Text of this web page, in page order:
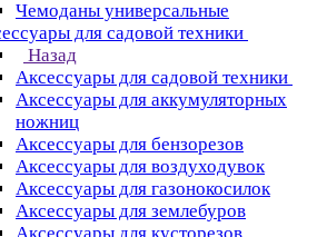
Чемоданы универсальные
для садовой техники
Назад
Аксессуары для садовой техники
Аксессуары для аккумуляторных
ножниц
Аксессуары для бензорезов
Аксессуары для воздуходувок
Аксессуары для газонокосилок
Аксессуары для землебуров